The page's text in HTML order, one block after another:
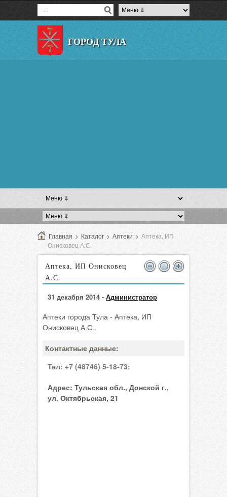
ГОРОД ТУЛА
Главная > Каталог > Аптеки > Аптека, ИП
Онисковец А.С.
Аптека, ИП Онисковец
А.С.
31 декабря 2014 - Администратор
Аптеки города Тула - Аптека, ИП
Онисковец А.С..
Контактные данные:
Тел: +7 (48746) 5-18-73;
Адрес: Тульская обл., Донской г.,
ул. Октябрьская, 21